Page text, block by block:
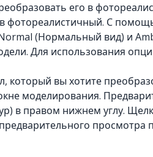
его в
С
(Нормальный вид) и
Для использования
вы хотите
моделирования.
правом нижнем углу.
просмотра